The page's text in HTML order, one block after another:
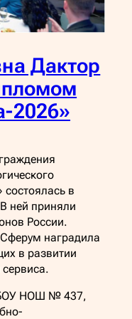
Дактор
2026»
в
ней приняли
России.
наградила
в развитии
НОШ № 437,